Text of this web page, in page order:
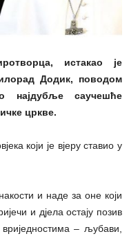
истакао је
Додик, поводом
саучешће
цркве.
који је вјеру ставио у
и наде за оне који
и дјела остају позив
– љубави,